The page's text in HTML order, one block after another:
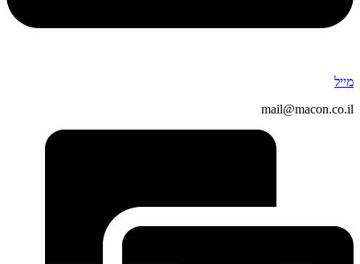
מייל
mail@macon.co.il